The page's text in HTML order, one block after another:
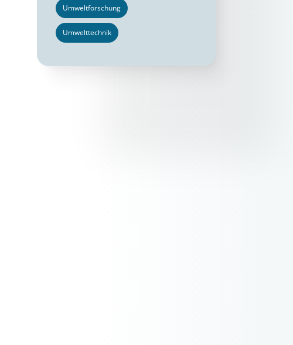
Umweltforschung
Umwelttechnik